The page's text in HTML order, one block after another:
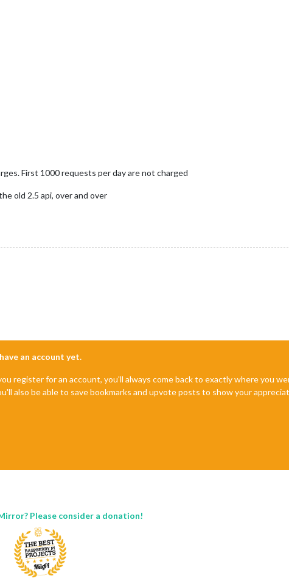
First 1000 requests per day are not charged
old 2.5 api, over and over
an account yet.
register for an account, you'll always come back to exactly where you
also be able to save bookmarks and upvote posts to show your
Please consider a donation!